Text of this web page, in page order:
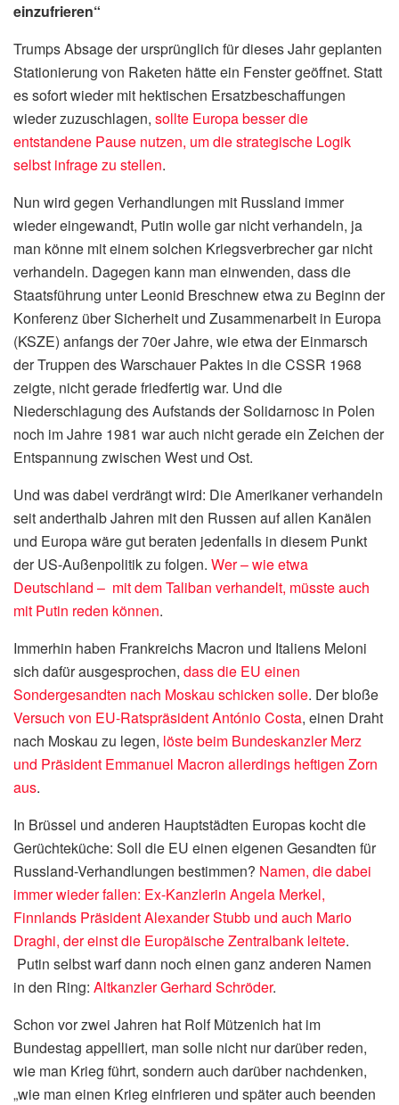
einzufrieren“
Trumps Absage der ursprünglich für dieses Jahr geplanten
Stationierung von Raketen hätte ein Fenster geöffnet. Statt
es sofort wieder mit hektischen Ersatzbeschaffungen
wieder zuzuschlagen, sollte Europa besser die
entstandene Pause nutzen, um die strategische Logik
selbst infrage zu stellen.
Nun wird gegen Verhandlungen mit Russland immer
wieder eingewandt, Putin wolle gar nicht verhandeln, ja
man könne mit einem solchen Kriegsverbrecher gar nicht
verhandeln. Dagegen kann man einwenden, dass die
Staatsführung unter Leonid Breschnew etwa zu Beginn der
Konferenz über Sicherheit und Zusammenarbeit in Europa
(KSZE) anfangs der 70er Jahre, wie etwa der Einmarsch
der Truppen des Warschauer Paktes in die CSSR 1968
zeigte, nicht gerade friedfertig war. Und die
Niederschlagung des Aufstands der Solidarnosc in Polen
noch im Jahre 1981 war auch nicht gerade ein Zeichen der
Entspannung zwischen West und Ost.
Und was dabei verdrängt wird: Die Amerikaner verhandeln
seit anderthalb Jahren mit den Russen auf allen Kanälen
und Europa wäre gut beraten jedenfalls in diesem Punkt
der US-Außenpolitik zu folgen. Wer – wie etwa
Deutschland – mit dem Taliban verhandelt, müsste auch
mit Putin reden können.
Immerhin haben Frankreichs Macron und Italiens Meloni
sich dafür ausgesprochen, dass die EU einen
Sondergesandten nach Moskau schicken solle. Der bloße
Versuch von EU-Ratspräsident António Costa, einen Draht
nach Moskau zu legen, löste beim Bundeskanzler Merz
und Präsident Emmanuel Macron allerdings heftigen Zorn
aus.
In Brüssel und anderen Hauptstädten Europas kocht die
Gerüchteküche: Soll die EU einen eigenen Gesandten für
Russland-Verhandlungen bestimmen? Namen, die dabei
immer wieder fallen: Ex-Kanzlerin Angela Merkel,
Finnlands Präsident Alexander Stubb und auch Mario
Draghi, der einst die Europäische Zentralbank leitete.
Putin selbst warf dann noch einen ganz anderen Namen
in den Ring: Altkanzler Gerhard Schröder.
Schon vor zwei Jahren hat Rolf Mützenich hat im
Bundestag appelliert, man solle nicht nur darüber reden,
wie man Krieg führt, sondern auch darüber nachdenken,
„wie man einen Krieg einfrieren und später auch beenden